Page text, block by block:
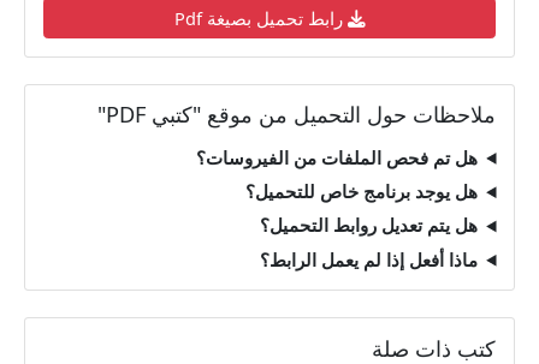
رابط تحميل بصيغة Pdf
ملاحظات حول التحميل من موقع "كتبي PDF"
هل تم فحص الملفات من الفيروسات؟
هل يوجد برنامج خاص للتحميل؟
هل يتم تعديل روابط التحميل؟
ماذا أفعل إذا لم يعمل الرابط؟
كتب ذات صلة